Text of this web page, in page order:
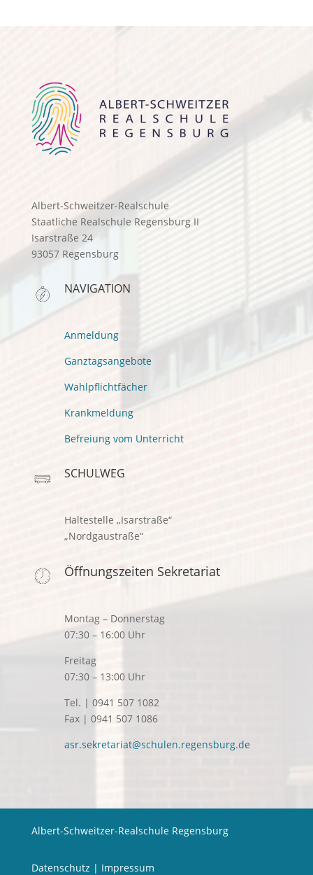
Albert-Schweitzer-Realschule
Staatliche Realschule Regensburg II
Isarstraße 24
93057 Regensburg
NAVIGATION
Anmeldung
Ganztagsangebote
Wahlpflichtfächer
Krankmeldung
Befreiung vom Unterricht
SCHULWEG
Haltestelle „Isarstraße“
„Nordgaustraße“
Öffnungszeiten Sekretariat
Montag – Donnerstag
07:30 – 16:00 Uhr
Freitag
07:30 – 13:00 Uhr
Tel. | 0941 507 1082
Fax | 0941 507 1086
asr.sekretariat@schulen.regensburg.de
Albert-Schweitzer-Realschule Regensburg
Datenschutz | Impressum